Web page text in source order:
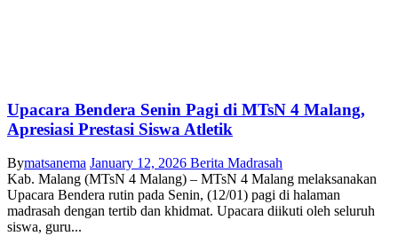
Upacara Bendera Senin Pagi di MTsN 4 Malang,
Apresiasi Prestasi Siswa Atletik
Bymatsanema January 12, 2026 Berita Madrasah
Kab. Malang (MTsN 4 Malang) – MTsN 4 Malang melaksanakan
Upacara Bendera rutin pada Senin, (12/01) pagi di halaman
madrasah dengan tertib dan khidmat. Upacara diikuti oleh seluruh
siswa, guru...